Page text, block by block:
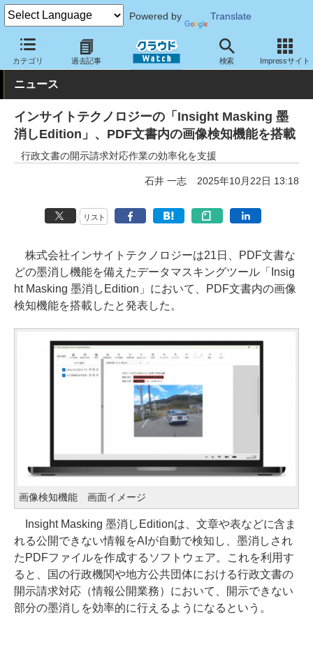
Powered by Translate
カテゴリ 過去記事 検索 Impressサイト
クラウド Watch セキュリティ セキュリティサービス
ニュース
インサイトテクノロジーの「Insight Masking 墨
消しEdition」、PDF文書内の画像検知機能を搭載
行政文書の開示請求対応作業の効率化を支援
石井 一志 2025年10月22日 13:18
リスト
株式会社インサイトテクノロジーは21日、PDF文書な
どの墨消し機能を備えたデータマスキングツール「Insig
ht Masking 墨消しEdition」において、PDF文書内の画像
検知機能を搭載したと発表した。
画像検知機能 画面イメージ
Insight Masking 墨消しEditionは、文章や表などに含ま
れる公開できない情報をAIが自動で検知し、墨消しされ
たPDFファイルを作成するソフトウェア。これを利用す
ると、国の行政機関や地方公共団体における行政文書の
開示請求対応（情報公開業務）において、開示できない
部分の墨消しを効率的に行えるようになるという。